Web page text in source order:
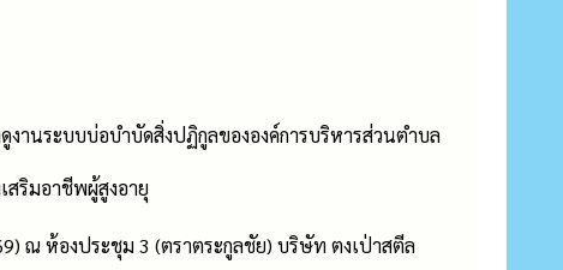
านระบบบ่อบำบัดสิ่งปฏิกูลขององค์การบริหารส่วนตำบล
ริมอาชีพผู้สูงอายุ
ณ ห้องประชุม 3 (ตราตระกูลชัย) บริษัท ตงเป่าสตีล